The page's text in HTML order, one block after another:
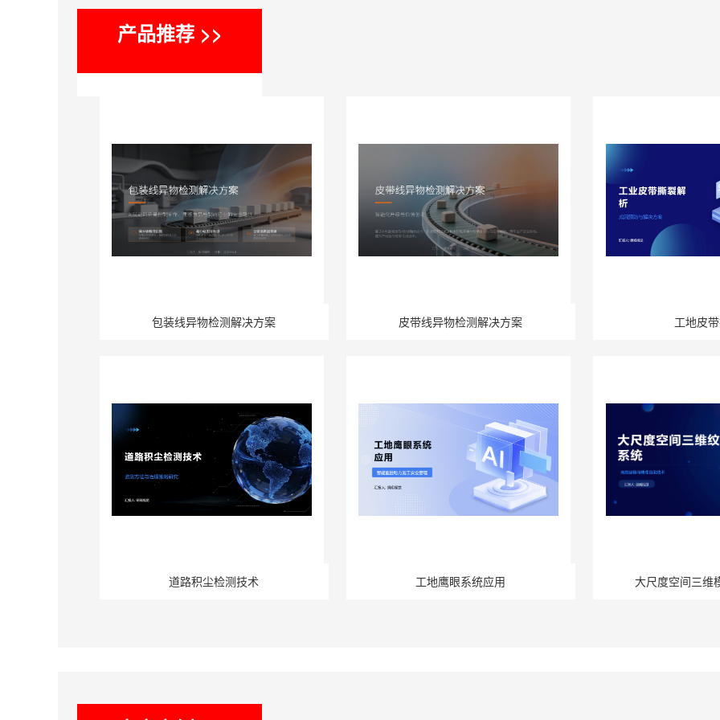
产品推荐 >>
包装线异物检测解决方案 皮带线异物检测解决方案 工地皮
道路积尘检测技术 工地鹰眼系统应用 大尺度空间三维